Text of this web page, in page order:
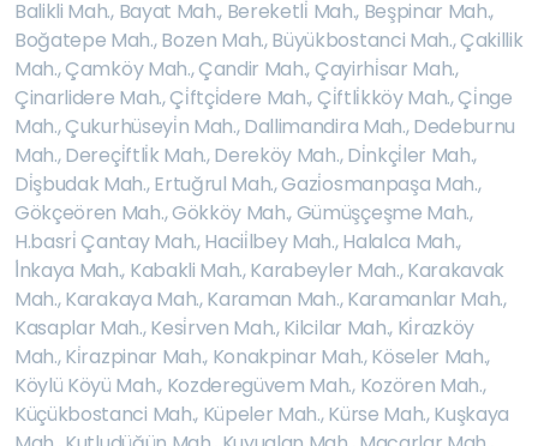
Balikli Mah., Bayat Mah., Bereketli̇ Mah., Beşpinar Mah.,
Boğatepe Mah.,Bozen Mah.,Büyükbostanci Mah.,Çakillik
Mah.,Çamköy Mah.,Çandir Mah.,Çayirhi̇sar Mah.,
Çinarlidere Mah.,Çi̇ftçi̇dere Mah.,Çi̇ftli̇kköy Mah.,Çi̇nge
Mah.,Çukurhüseyi̇n Mah.,Dallimandira Mah.,Dedeburnu
Mah.,Dereçi̇ftli̇k Mah.,Dereköy Mah.,Di̇nkçi̇ler Mah.,
Di̇şbudak Mah.,Ertuğrul Mah.,Gazi̇osmanpaşa Mah.,
Gökçeören Mah.,Gökköy Mah.,Gümüşçeşme Mah.,
H.basri̇ Çantay Mah.,Hacii̇lbey Mah.,Halalca Mah.,
İ̇nkaya Mah., Kabakli Mah.,Karabeyler Mah.,Karakavak
Mah.,Karakaya Mah.,Karaman Mah.,Karamanlar Mah.,
Kasaplar Mah.,Kesi̇rven Mah.,Kilcilar Mah., Ki̇razköy
Mah.,Ki̇razpinar Mah., Konakpinar Mah.,Köseler Mah.,
Köylü Köyü Mah., Kozderegüvem Mah., Kozören Mah.,
Küçükbostanci Mah., Küpeler Mah.,Kürse Mah.,Kuşkaya